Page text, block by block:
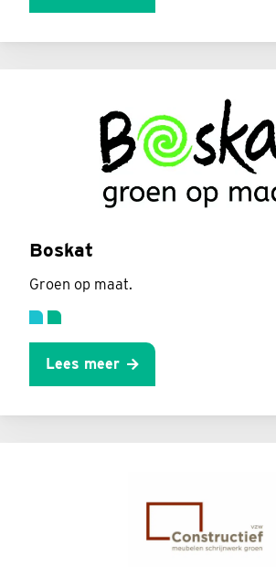
Boskat
Groen op maat.
Lees meer